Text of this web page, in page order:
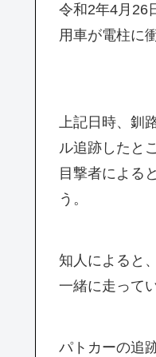
令和2年4月26
用車が電柱に
上記日時、釧
ル追跡したと
目撃者による
う。
知人によると
一緒に走って
パトカーの追